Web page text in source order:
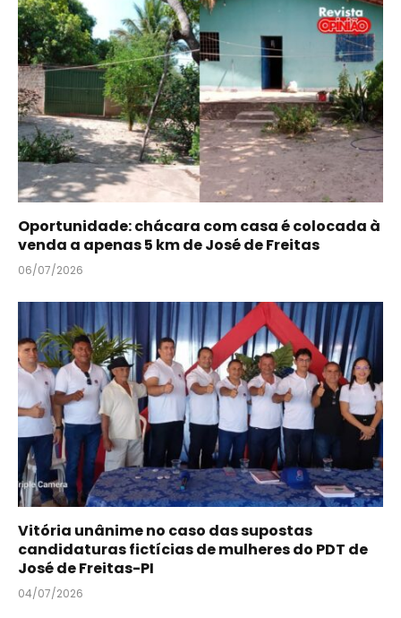
Oportunidade: chácara com casa é colocada à
venda a apenas 5 km de José de Freitas
06/07/2026
Vitória unânime no caso das supostas
candidaturas fictícias de mulheres do PDT de
José de Freitas-PI
04/07/2026